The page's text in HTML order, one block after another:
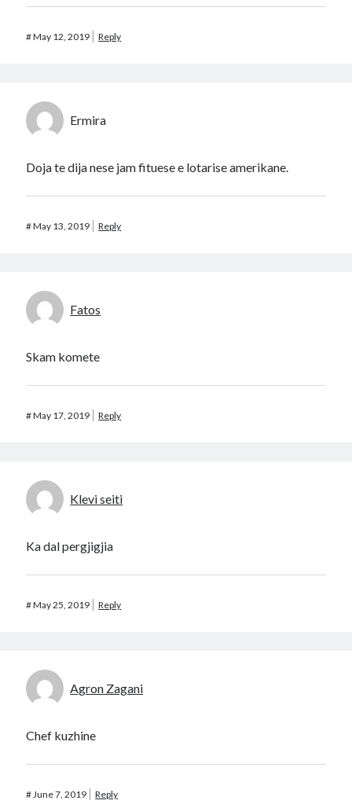
#May 12, 2019 Reply
Ermira
Doja te dija nese jam fituese e lotarise amerikane.
#May 13, 2019 Reply
Fatos
Skam komete
#May 17, 2019 Reply
Klevi seiti
Ka dal pergjigjia
#May 25, 2019 Reply
Agron Zagani
Chef kuzhine
#June 7, 2019 Reply